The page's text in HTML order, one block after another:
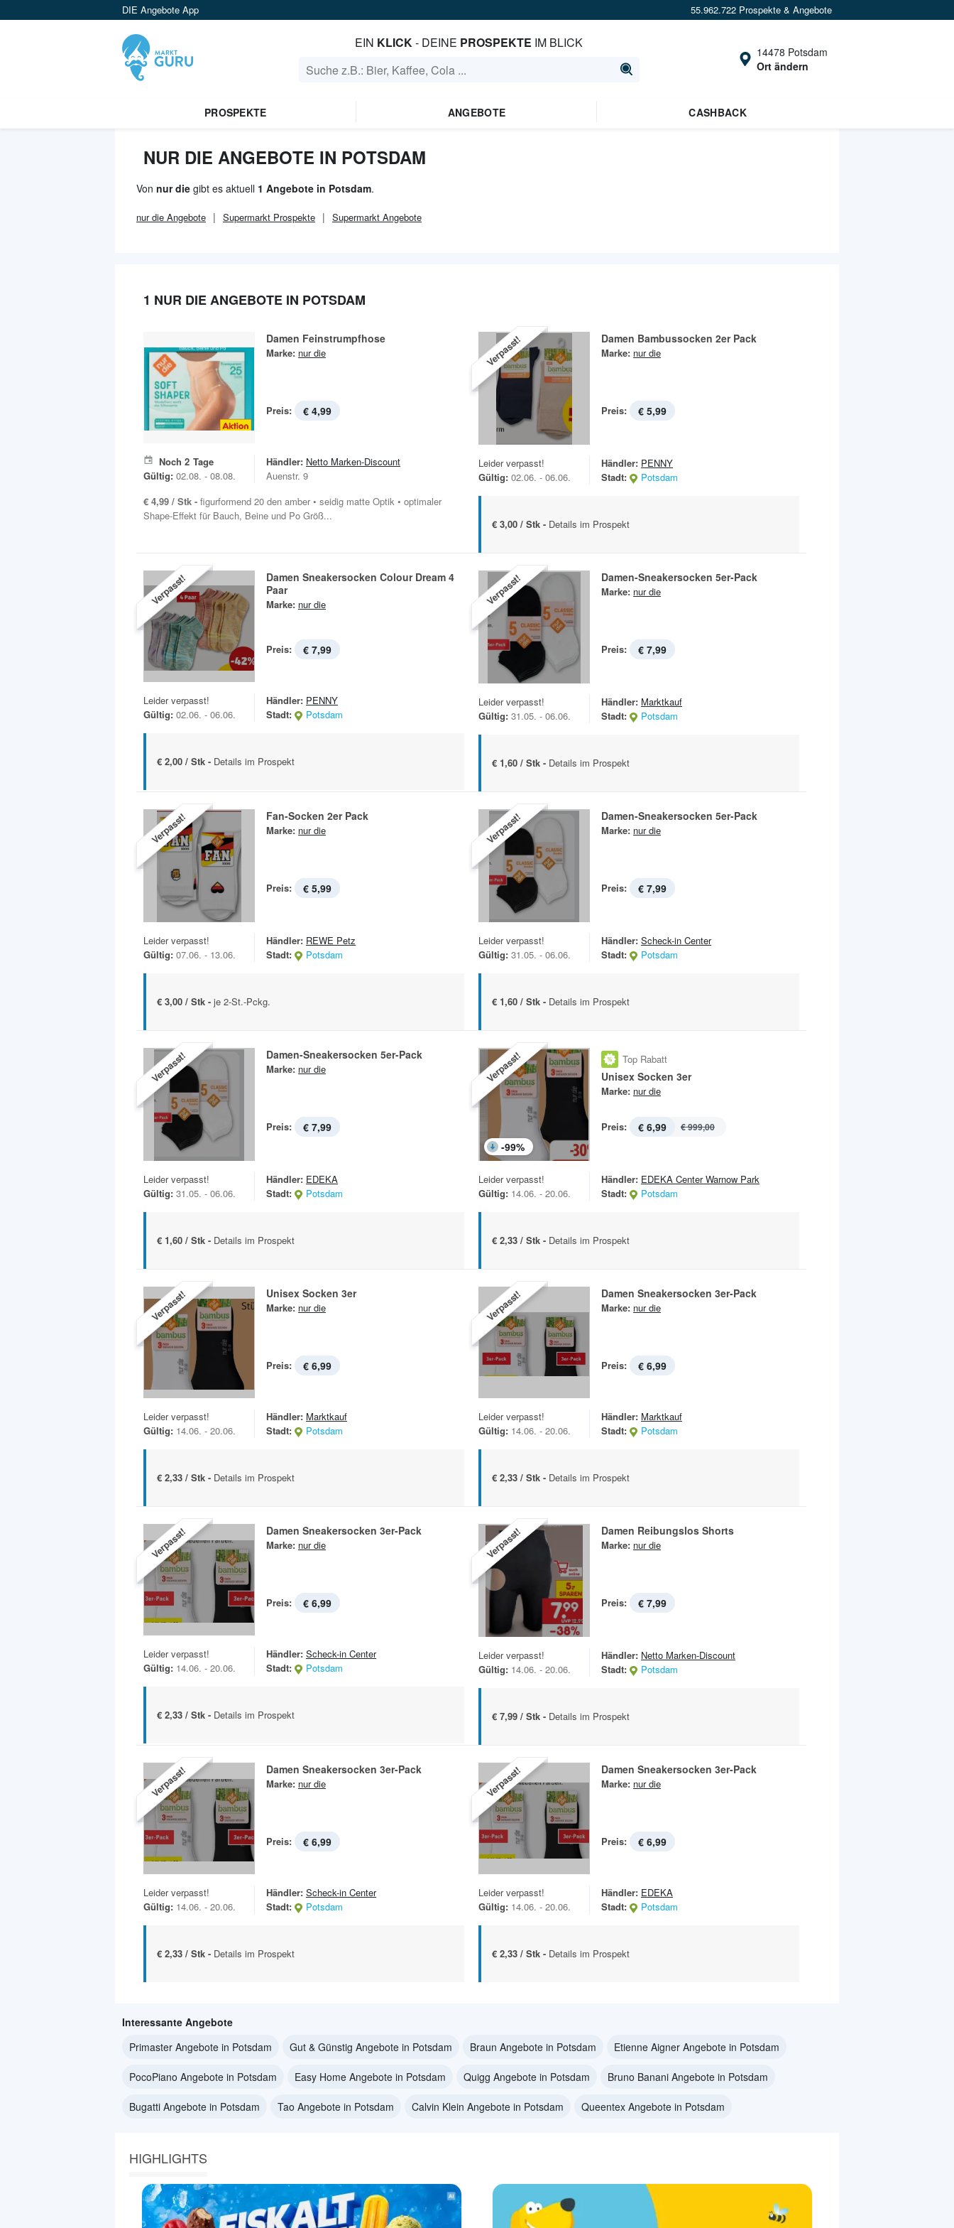
DIE Angebote App 55.962.722 Prospekte & Angebote
EIN KLICK- DEINE PROSPEKTE IM BLICK
14478 Potsdam
Ort ändern
PROSPEKTE ANGEBOTE CASHBACK
NUR DIE ANGEBOTE IN POTSDAM
Von nur die gibt es aktuell 1 Angebote in Potsdam.
nur die Angebote Supermarkt Prospekte Supermarkt Angebote
1 NUR DIE ANGEBOTE IN POTSDAM
Damen Feinstrumpfhose
Marke: nur die
Preis: € 4,99
Noch 2 Tage
Gültig: 02.08. - 08.08.
Händler: Netto Marken-Discount
Auenstr. 9
€ 4,99 / Stk - figurformend 20 den amber • seidig matte Optik • optimaler
Shape-Effekt für Bauch, Beine und Po Größ...
Verpasst! Damen Bambussocken 2er Pack
Marke: nur die
Preis: € 5,99
Leider verpasst!
Gültig: 02.06. - 06.06.
Händler: PENNY
Stadt:
Potsdam
€ 3,00 / Stk - Details im Prospekt
Verpasst!
Damen Sneakersocken Colour Dream 4
Paar
Marke: nur die
Preis: € 7,99
Leider verpasst!
Gültig: 02.06. - 06.06.
Händler: PENNY
Stadt:
Potsdam
€ 2,00 / Stk - Details im Prospekt
Verpasst! Damen-Sneakersocken 5er-Pack
Marke: nur die
Preis: € 7,99
Leider verpasst!
Gültig: 31.05. - 06.06.
Händler: Marktkauf
Stadt:
Potsdam
€ 1,60 / Stk - Details im Prospekt
Verpasst! Fan-Socken 2er Pack
Marke: nur die
Preis: € 5,99
Leider verpasst!
Gültig: 07.06. - 13.06.
Händler: REWE Petz
Stadt:
Potsdam
€ 3,00 / Stk - je 2-St.-Pckg.
Verpasst! Damen-Sneakersocken 5er-Pack
Marke: nur die
Preis: € 7,99
Leider verpasst!
Gültig: 31.05. - 06.06.
Händler: Scheck-in Center
Stadt:
Potsdam
€ 1,60 / Stk - Details im Prospekt
Verpasst! Damen-Sneakersocken 5er-Pack
Marke: nur die
Preis: € 7,99
Leider verpasst!
Gültig: 31.05. - 06.06.
Händler: EDEKA
Stadt:
Potsdam
€ 1,60 / Stk - Details im Prospekt
Verpasst!
-99%
Top Rabatt
Unisex Socken 3er
Marke: nur die
Preis: € 6,99 € 999,00
Leider verpasst!
Gültig: 14.06. - 20.06.
Händler: EDEKA Center Warnow Park
Stadt:
Potsdam
€ 2,33 / Stk - Details im Prospekt
Verpasst! Unisex Socken 3er
Marke: nur die
Preis: € 6,99
Leider verpasst!
Gültig: 14.06. - 20.06.
Händler: Marktkauf
Stadt:
Potsdam
€ 2,33 / Stk - Details im Prospekt
Verpasst! Damen Sneakersocken 3er-Pack
Marke: nur die
Preis: € 6,99
Leider verpasst!
Gültig: 14.06. - 20.06.
Händler: Marktkauf
Stadt:
Potsdam
€ 2,33 / Stk - Details im Prospekt
Verpasst! Damen Sneakersocken 3er-Pack
Marke: nur die
Preis: € 6,99
Leider verpasst!
Gültig: 14.06. - 20.06.
Händler: Scheck-in Center
Stadt:
Potsdam
€ 2,33 / Stk - Details im Prospekt
Verpasst! Damen Reibungslos Shorts
Marke: nur die
Preis: € 7,99
Leider verpasst!
Gültig: 14.06. - 20.06.
Händler: Netto Marken-Discount
Stadt:
Potsdam
€ 7,99 / Stk - Details im Prospekt
Verpasst! Damen Sneakersocken 3er-Pack
Marke: nur die
Preis: € 6,99
Leider verpasst!
Gültig: 14.06. - 20.06.
Händler: Scheck-in Center
Stadt:
Potsdam
€ 2,33 / Stk - Details im Prospekt
Verpasst! Damen Sneakersocken 3er-Pack
Marke: nur die
Preis: € 6,99
Leider verpasst!
Gültig: 14.06. - 20.06.
Händler: EDEKA
Stadt:
Potsdam
€ 2,33 / Stk - Details im Prospekt
Interessante Angebote
Primaster Angebote in Potsdam
Gut & Günstig Angebote in Potsdam Braun Angebote in Potsdam Etienne Aigner Angebote in Potsdam
PocoPiano Angebote in Potsdam Easy Home Angebote in Potsdam Quigg Angebote in Potsdam Bruno Banani Angebote in Potsdam
Bugatti Angebote in Potsdam Tao Angebote in Potsdam Calvin Klein Angebote in Potsdam Queentex Angebote in Potsdam
HIGHLIGHTS